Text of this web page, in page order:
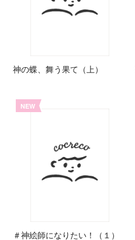
神の蝶、舞う果て（上）
NEW
＃神絵師になりたい！（１）